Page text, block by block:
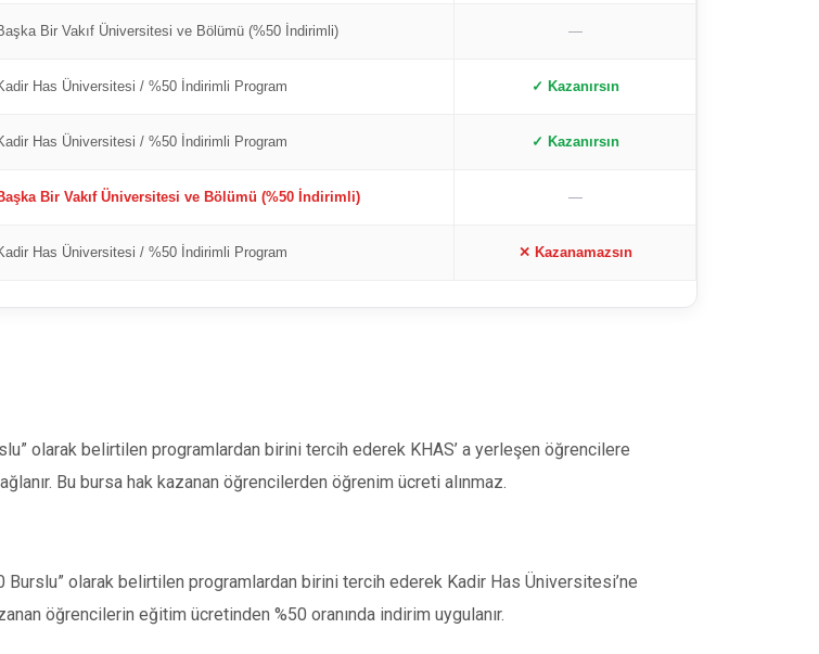
Bir Vakıf Üniversitesi ve Bölümü (%50 İndirimli) —
Has Üniversitesi / %50 İndirimli Program ✓ Kazanırsın
Has Üniversitesi / %50 İndirimli Program ✓ Kazanırsın
Bir Vakıf Üniversitesi ve Bölümü (%50 İndirimli) —
Has Üniversitesi / %50 İndirimli Program ✕ Kazanamazsın
olarak belirtilen programlardan birini tercih ederek KHAS’ a yerleşen öğrencilere
Bu bursa hak kazanan öğrencilerden öğrenim ücreti alınmaz.
Burslu” olarak belirtilen programlardan birini tercih ederek Kadir Has Üniversitesi’ne
öğrencilerin eğitim ücretinden %50 oranında indirim uygulanır.